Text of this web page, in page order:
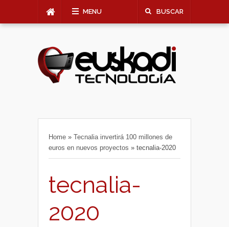
MENU BUSCAR
Home » Tecnalia invertirá 100 millones de
euros en nuevos proyectos » tecnalia-2020
tecnalia-
2020